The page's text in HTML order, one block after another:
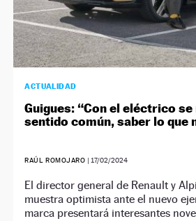
ACTUALIDAD
Guigues: “Con el eléctrico
sentido común, saber lo que
RAÚL ROMOJARO | 17/02/2024
El director general de Renault y
muestra optimista ante el nuevo
marca presentará interesantes